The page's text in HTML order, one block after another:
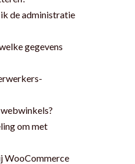
de administratie
gegevens
om met
WooCommerce